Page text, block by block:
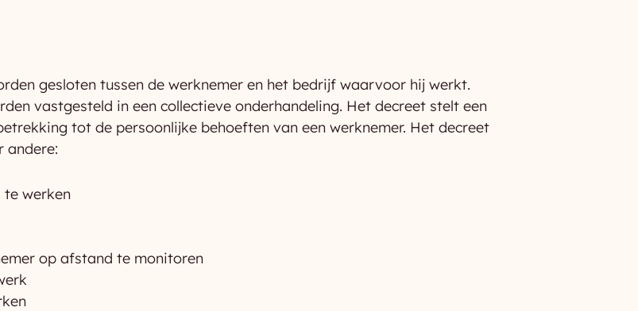
gesloten tussen de werknemer en het bedrijf waarvoor hij werkt.
vastgesteld in een collectieve onderhandeling. Het decreet stelt een
tot de persoonlijke behoeften van een werknemer. Het decreet
andere:
werken
op afstand te monitoren